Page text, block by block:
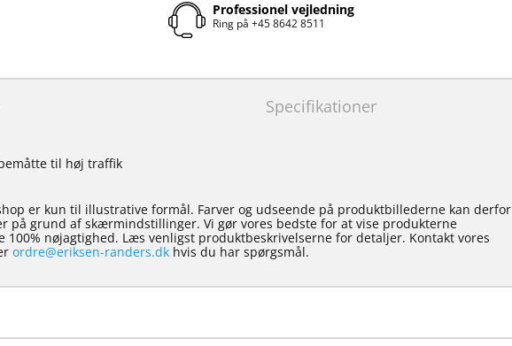
Professionel vejledning
Ring på+45 8642 8511
Specifikationer
til høj traffik
er kun til illustrative formål. Farver og udseende på produktbillederne kan derfor
på grund af skærmindstillinger. Vi gør vores bedste for at vise produkterne
100% nøjagtighed. Læs venligst produktbeskrivelserne for detaljer. Kontakt vores
ordre@eriksen-randers.dkhvis du har spørgsmål.